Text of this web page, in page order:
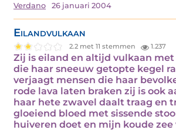
Verdano 26 januari 2004
Eilandvulkaan
2.2 met 11 stemmen 1.237
Zij is eiland en altijd vulkaan
die haar sneeuw getopte kegel
verjaagt mensen die haar
rode lava laten braken zij is ook
haar hete zwavel daalt traag en
gloeiend bloed met sissende
huiveren doet en mijn koude